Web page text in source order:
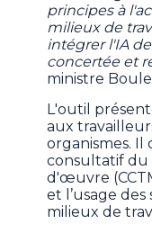
principes à
milieux de
intégrer l'IA
concertée et
ministre
L'outil
aux
organismes. Il
consultatif du
d'œuvre
et l’usage des
milieux de